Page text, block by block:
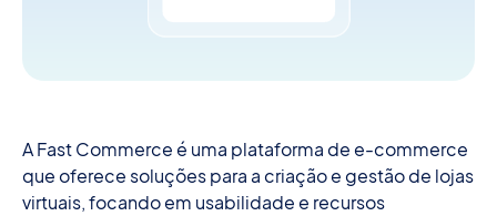
A Fast Commerce é uma plataforma de e-commerce
que oferece soluções para a criação e gestão de lojas
virtuais, focando em usabilidade e recursos